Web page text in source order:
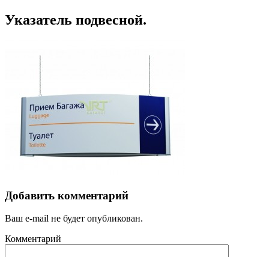
Указатель подвесной.
Добавить комментарий
Ваш e-mail не будет опубликован.
Комментарий